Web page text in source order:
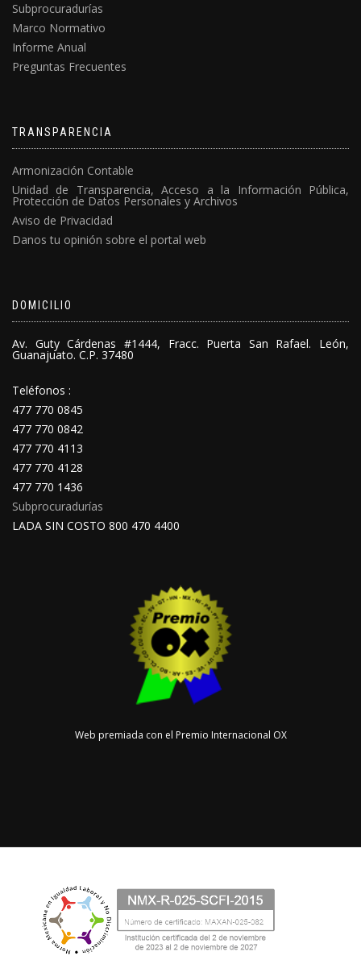
Subprocuradurías
Marco Normativo
Informe Anual
Preguntas Frecuentes
TRANSPARENCIA
Armonización Contable
Unidad de Transparencia, Acceso a la Información Pública,
Protección de Datos Personales y Archivos
Aviso de Privacidad
Danos tu opinión sobre el portal web
DOMICILIO
Av. Guty Cárdenas #1444, Fracc. Puerta San Rafael. León,
Guanajuato. C.P. 37480
Teléfonos :
477 770 0845
477 770 0842
477 770 4113
477 770 4128
477 770 1436
Subprocuradurías
LADA SIN COSTO 800 470 4400
Web premiada con el Premio Internacional OX